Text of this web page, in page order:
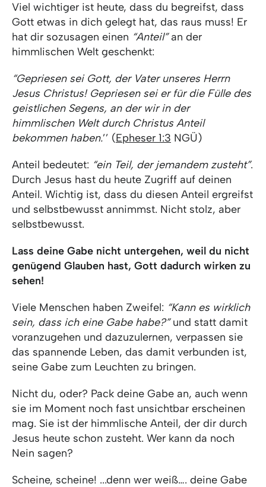
Viel wichtiger ist heute, dass du begreifst, dass
Gott etwas in dich gelegt hat, das raus muss! Er
hat dir sozusagen einen “Anteil”an der
himmlischen Welt geschenkt:
“Gepriesen sei Gott, der Vater unseres Herrn
Jesus Christus! Gepriesen sei er für die Fülle des
geistlichen Segens, an der wir in der
himmlischen Welt durch Christus Anteil
bekommen haben.’’ (Epheser 1:3 NGÜ)
Anteil bedeutet: “ein Teil, der jemandem zusteht”.
Durch Jesus hast du heute Zugriff auf deinen
Anteil. Wichtig ist, dass du diesen Anteil ergreifst
und selbstbewusst annimmst. Nicht stolz, aber
selbstbewusst.
Lass deine Gabe nicht untergehen, weil du nicht
genügend Glauben hast, Gott dadurch wirken zu
sehen!
Viele Menschen haben Zweifel: “Kann es wirklich
sein, dass ich eine Gabe habe?”und statt damit
voranzugehen und dazuzulernen, verpassen sie
das spannende Leben, das damit verbunden ist,
seine Gabe zum Leuchten zu bringen.
Nicht du, oder? Pack deine Gabe an, auch wenn
sie im Moment noch fast unsichtbar erscheinen
mag. Sie ist der himmlische Anteil, der dir durch
Jesus heute schon zusteht. Wer kann da noch
Nein sagen?
Scheine, scheine! ...denn wer weiß…. deine Gabe